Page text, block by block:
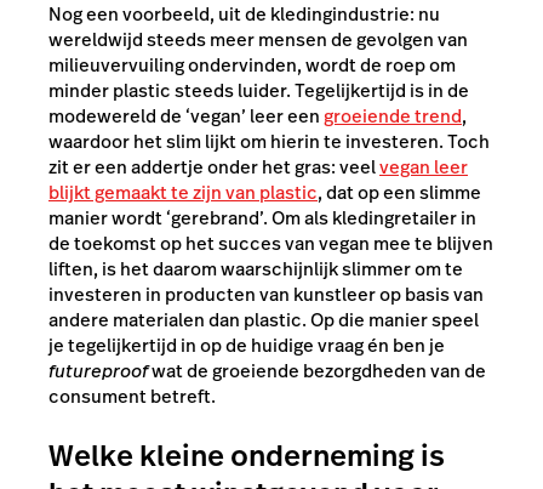
Nog een voorbeeld, uit de kledingindustrie: nu
wereldwijd steeds meer mensen de gevolgen van
milieuvervuiling ondervinden, wordt de roep om
minder plastic steeds luider. Tegelijkertijd is in de
modewereld de ‘vegan’ leer een groeiende trend,
waardoor het slim lijkt om hierin te investeren. Toch
zit er een addertje onder het gras: veelvegan leer
blijkt gemaakt te zijn van plastic, dat op een slimme
manier wordt ‘gerebrand’. Om als kledingretailer in
de toekomst op het succes van vegan mee te blijven
liften, is het daarom waarschijnlijk slimmer om te
investeren in producten van kunstleer op basis van
andere materialen dan plastic. Op die manier speel
je tegelijkertijd in op de huidige vraag én ben je
futureproofwat de groeiende bezorgdheden van de
consument betreft.
Welke kleine onderneming is